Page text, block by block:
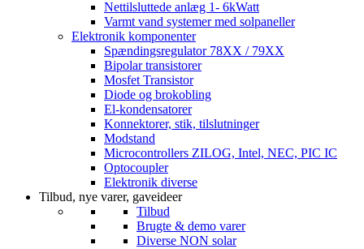
Nettilsluttede anlæg 1- 6kWatt
Varmt vand systemer med solpaneller
Elektronik komponenter
Spændingsregulator 78XX / 79XX
Bipolar transistorer
Mosfet Transistor
Diode og brokobling
El-kondensatorer
Konnektorer, stik, tilslutninger
Modstand
Microcontrollers ZILOG, Intel, NEC, PIC IC
Optocoupler
Elektronik diverse
Tilbud, nye varer, gaveideer
Tilbud
Brugte & demo varer
Diverse NON solar